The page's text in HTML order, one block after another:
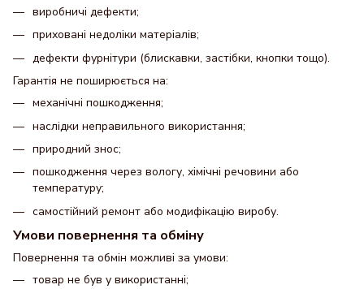
виробничі дефекти;
приховані недоліки матеріалів;
дефекти фурнітури (блискавки, застібки, кнопки тощо).
Гарантія не поширюється на:
механічні пошкодження;
наслідки неправильного використання;
природний знос;
пошкодження через вологу, хімічні речовини або
температуру;
самостійний ремонт або модифікацію виробу.
Умови повернення та обміну
Повернення та обмін можливі за умови:
товар не був у використанні;